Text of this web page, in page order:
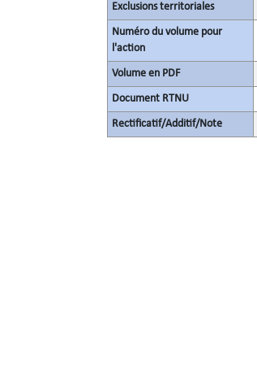
Exclusions territoriales
Numéro du volume pour
l'action
Volume en PDF
Document RTNU
Rectificatif/Additif/Note